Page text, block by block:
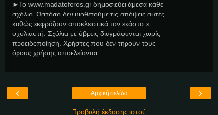
►Το www.madatoforos.gr δημοσιεύει άμεσα κάθε
σχόλιο. Ωστόσο δεν υιοθετούμε τις απόψεις αυτές
καθώς εκφράζουν αποκλειστικά τον εκάστοτε
σχολιαστή. Σχόλια με ύβρεις διαγράφονται χωρίς
προειδοποίηση. Χρήστες που δεν τηρούν τους
όρους χρήσης αποκλείονται.
‹ ›
Αρχική σελίδα
Προβολή έκδοσης ιστού